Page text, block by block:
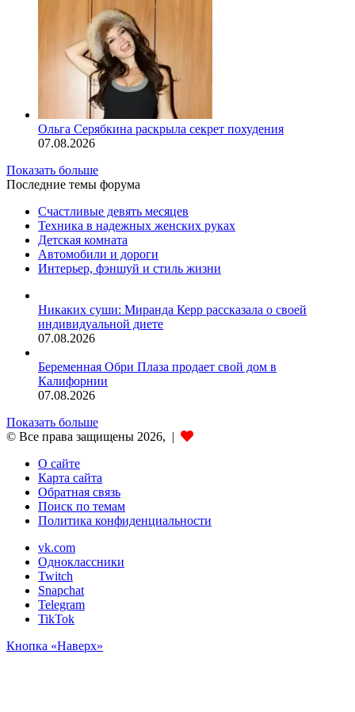
Ольга Серябкина раскрыла секрет похудения
07.08.2026
Показать больше
Последние темы форума
Счастливые девять месяцев
Техника в надежных женских руках
Детская комната
Автомобили и дороги
Интерьер, фэншуй и стиль жизни
Никаких суши: Миранда Керр рассказала о своей
индивидуальной диете
07.08.2026
Беременная Обри Плаза продает свой дом в
Калифорнии
07.08.2026
Показать больше
© Все права защищены 2026, |
О сайте
Карта сайта
Обратная связь
Поиск по темам
Политика конфиденциальности
vk.com
Одноклассники
Twitch
Snapchat
Telegram
TikTok
Кнопка «Наверх»